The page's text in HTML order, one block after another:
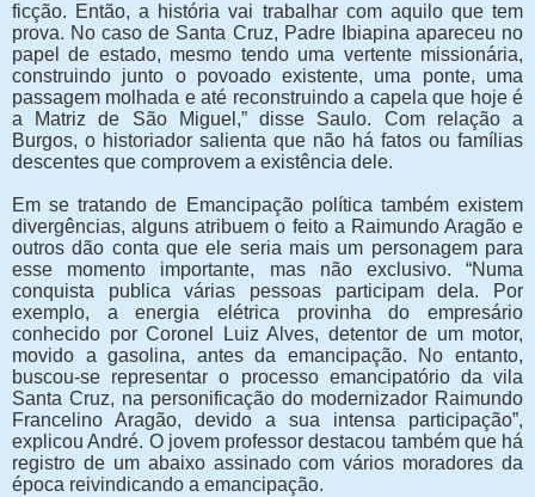
ficção. Então, a história vai trabalhar com aquilo que tem
prova. No caso de Santa Cruz, Padre Ibiapina apareceu no
papel de estado, mesmo tendo uma vertente missionária,
construindo junto o povoado existente, uma ponte, uma
passagem molhada e até reconstruindo a capela que hoje é
a Matriz de São Miguel,” disse Saulo. Com relação a
Burgos, o historiador salienta que não há fatos ou famílias
descentes que comprovem a existência dele.
Em se tratando de Emancipação política também existem
divergências, alguns atribuem o feito a Raimundo Aragão e
outros dão conta que ele seria mais um personagem para
esse momento importante, mas não exclusivo. “Numa
conquista publica várias pessoas participam dela. Por
exemplo, a energia elétrica provinha do empresário
conhecido por Coronel Luiz Alves, detentor de um motor,
movido a gasolina, antes da emancipação. No entanto,
buscou-se representar o processo emancipatório da vila
Santa Cruz, na personificação do modernizador Raimundo
Francelino Aragão, devido a sua intensa participação”,
explicou André. O jovem professor destacou também que há
registro de um abaixo assinado com vários moradores da
época reivindicando a emancipação.